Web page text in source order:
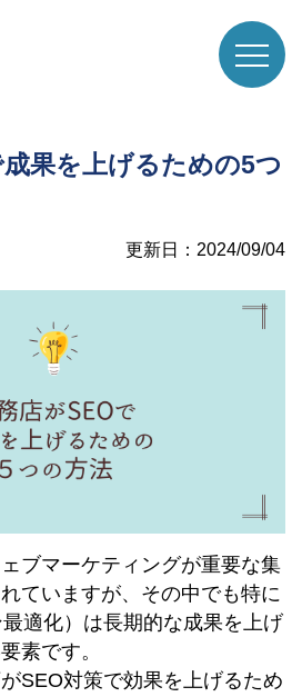
果を上げるための5つ
更新日：2024/09/04
ブマーケティングが重要な集
ていますが、その中でも特に
適化）は長期的な成果を上げ
素です。
SEO対策で効果を上げるため